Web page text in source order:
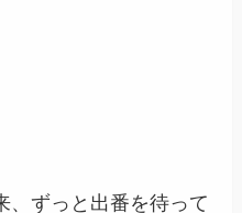
、ずっと出番を待って